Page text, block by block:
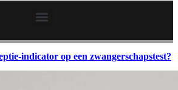
indicator op een zwangerschapstest?